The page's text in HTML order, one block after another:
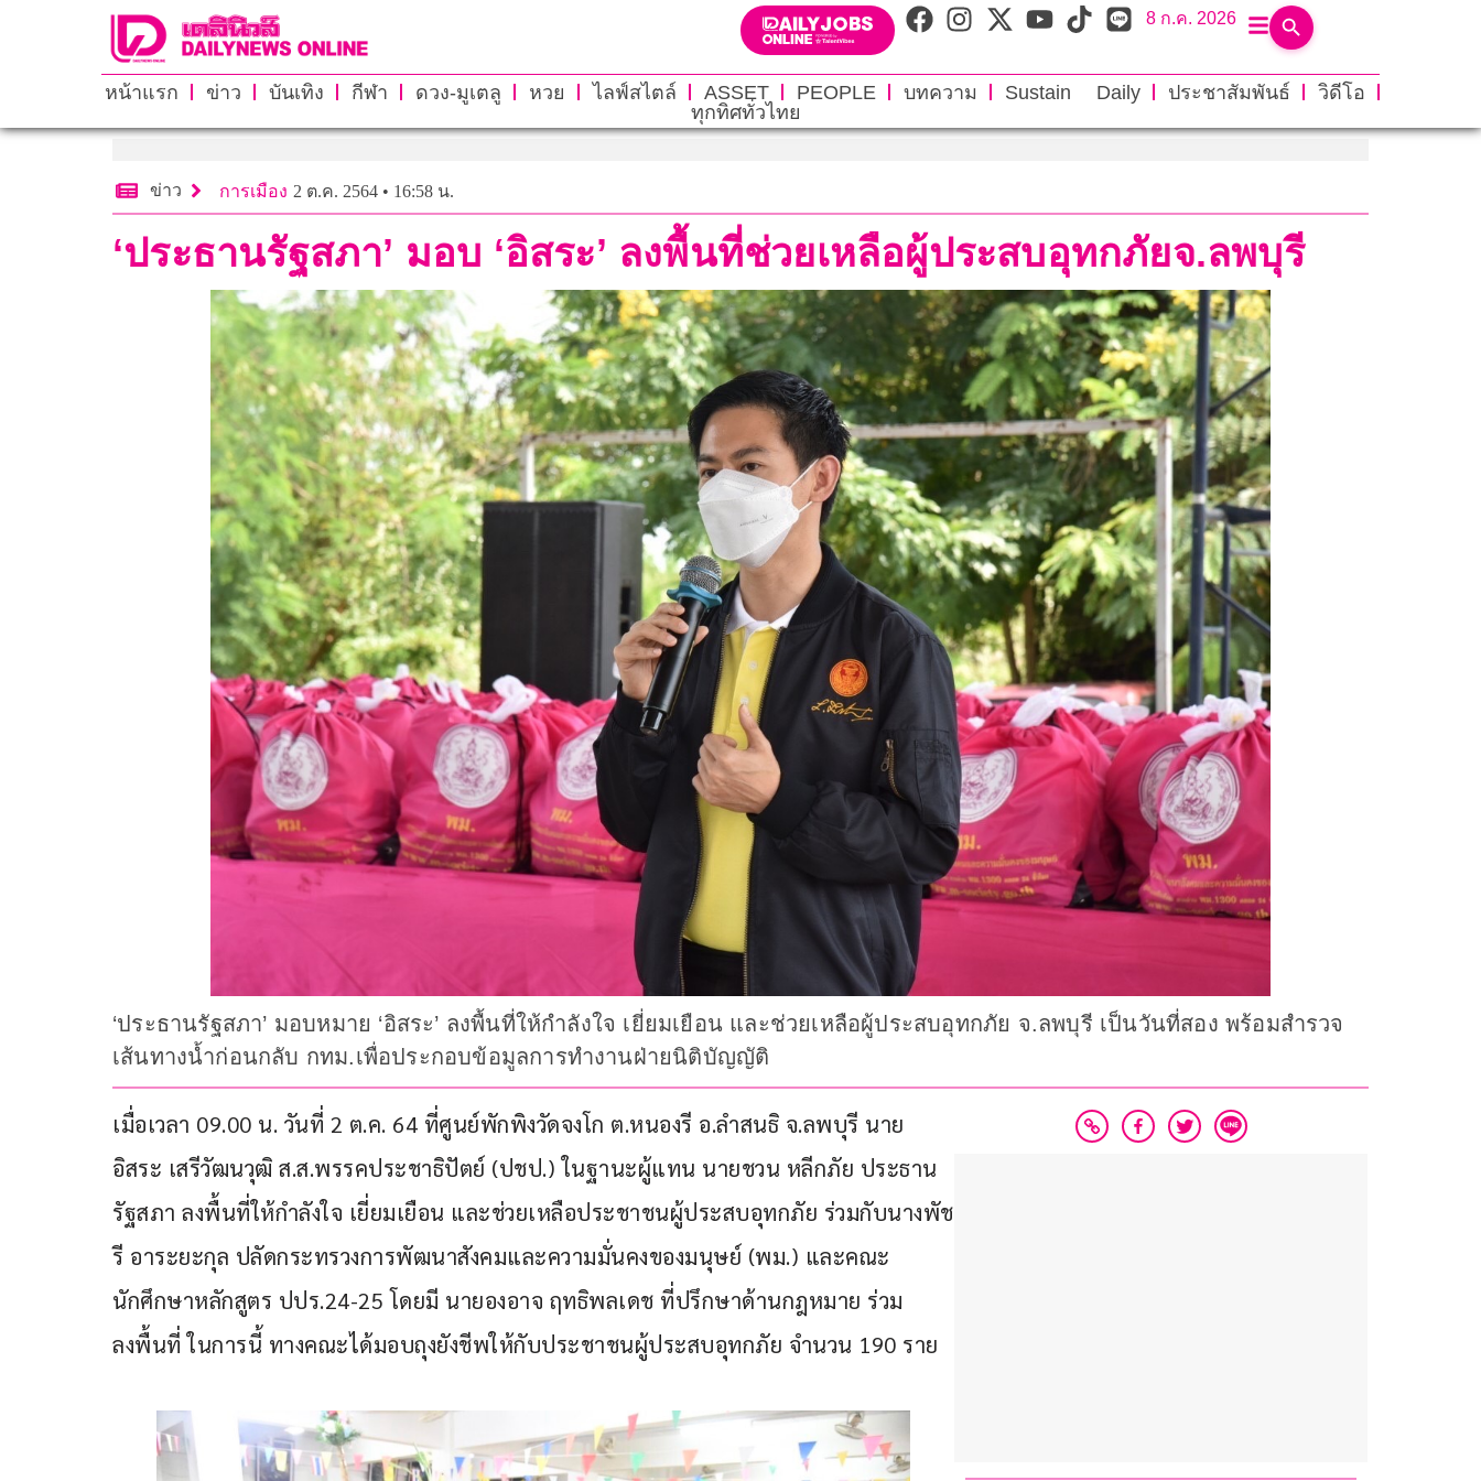
8 ก.ค. 2026
หน้าแรก ข่าว บันเทิง กีฬา ดวง-มูเตลู หวย ไลฟ์สไตล์ ASSET PEOPLE บทความ Sustain Daily ประชาสัมพันธ์
วิดีโอ
ทุกทิศทั่วไทย
ข่าว การเมือง 2 ต.ค. 2564 • 16:58 น.
‘ประธานรัฐสภา’ มอบ ‘อิสระ’ ลงพื้นที่ช่วยเหลือผู้ประสบอุทกภัยจ.ลพบุรี
‘ประธานรัฐสภา’ มอบหมาย ‘อิสระ’ ลงพื้นที่ให้กำลังใจ เยี่ยมเยือน และช่วยเหลือผู้ประสบอุทกภัย จ.ลพบุรี เป็นวันที่สอง พร้อมสำรวจ
เส้นทางน้ำก่อนกลับ กทม.เพื่อประกอบข้อมูลการทำงานฝ่ายนิติบัญญัติ
เมื่อเวลา 09.00 น. วันที่ 2 ต.ค. 64 ที่ศูนย์พักพิงวัดจงโก ต.หนองรี อ.ลำสนธิ จ.ลพบุรี นาย
อิสระ เสรีวัฒนวุฒิ ส.ส.พรรคประชาธิปัตย์ (ปชป.) ในฐานะผู้แทน นายชวน หลีกภัย ประธาน
รัฐสภา ลงพื้นที่ให้กำลังใจ เยี่ยมเยือน และช่วยเหลือประชาชนผู้ประสบอุทกภัย ร่วมกับนางพัช
รี อาระยะกุล ปลัดกระทรวงการพัฒนาสังคมและความมั่นคงของมนุษย์ (พม.) และคณะ
นักศึกษาหลักสูตร ปปร.24-25 โดยมี นายองอาจ ฤทธิพลเดช ที่ปรึกษาด้านกฎหมาย ร่วม
ลงพื้นที่ ในการนี้ ทางคณะได้มอบถุงยังชีพให้กับประชาชนผู้ประสบอุทกภัย จำนวน 190 ราย